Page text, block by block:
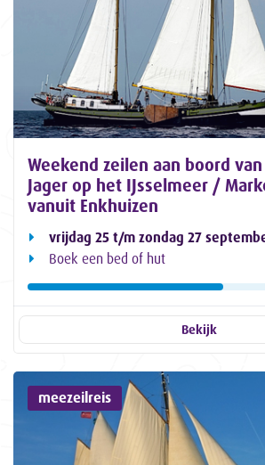
Weekend zeilen aan boord
Jager op het IJsselmeer /
vanuit Enkhuizen
vrijdag 25 t/m zondag 27
Boek een bed of hut
Bekijk
meezeilreis